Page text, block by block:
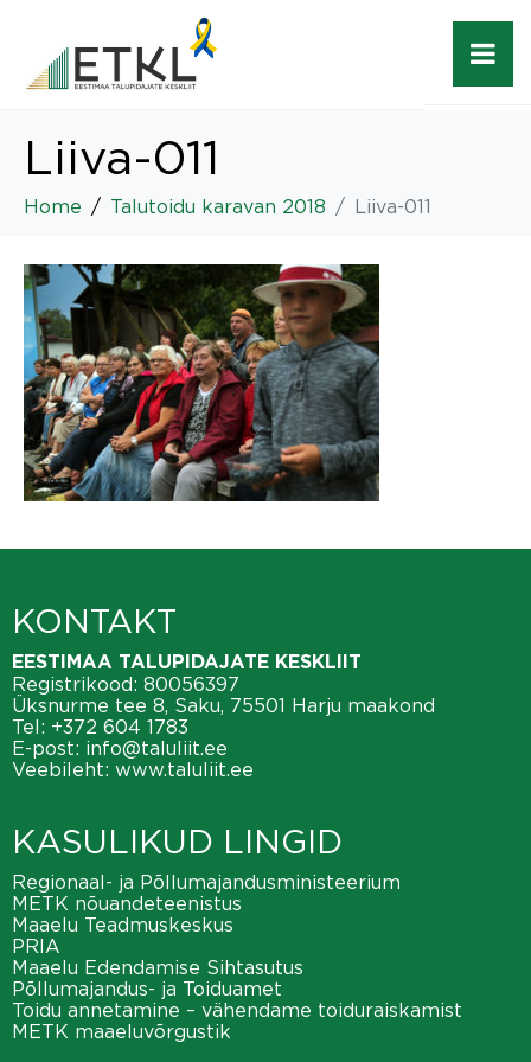
Liiva-011
Home Talutoidu karavan 2018 Liiva-011
KONTAKT
EESTIMAA TALUPIDAJATE KESKLIIT
Registrikood: 80056397
Üksnurme tee 8, Saku, 75501 Harju maakond
Tel: +372 604 1783
E-post: info@taluliit.ee
Veebileht: www.taluliit.ee
KASULIKUD LINGID
Regionaal- ja Põllumajandusministeerium
METK nõuandeteenistus
Maaelu Teadmuskeskus
PRIA
Maaelu Edendamise Sihtasutus
Põllumajandus- ja Toiduamet
Toidu annetamine – vähendame toiduraiskamist
METK maaeluvõrgustik